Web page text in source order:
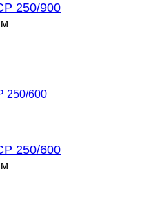
250/900
250/600